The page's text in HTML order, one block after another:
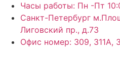
Часы работы: Пн -Пт
Санкт-Петербург
Лиговский пр., д.73
Офис номер: 309, 311А,